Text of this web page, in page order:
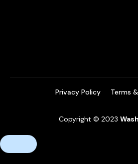
Copyright © 2023
Privacy Policy Terms